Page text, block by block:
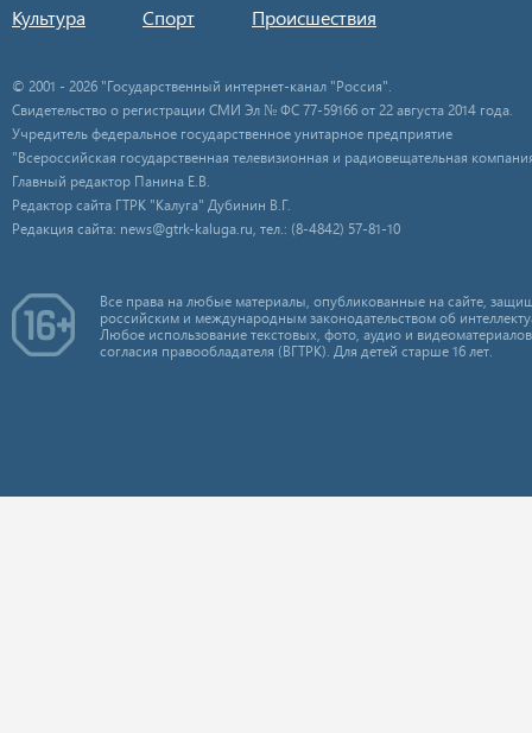
Культура
Спорт Происшествия
© 2001 - 2026 "Государственный интернет-канал "Россия".
Свидетельство о регистрации СМИ Эл № ФС 77-59166 от 22 августа 2014 года.
Учредитель федеральное государственное унитарное предприятие
"Всероссийская государственная телевизионная и радиовещательная
Главный редактор Панина Е.В.
Редактор сайта ГТРК "Калуга" Дубинин В.Г.
Редакция сайта: news@gtrk-kaluga.ru, тел.: (8-4842) 57-81-10
Все права на любые материалы, опубликованные на сайте,
российским и международным законодательством об
Любое использование текстовых, фото, аудио и
согласия правообладателя (ВГТРК). Для детей старше 16 лет.